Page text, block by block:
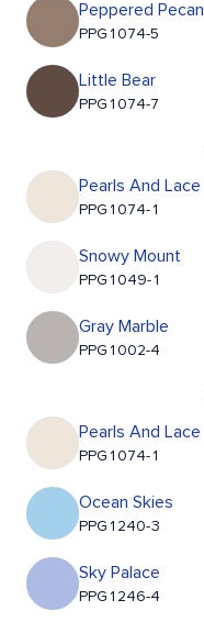
Peppered Pecan
PPG1074-5
Little Bear
PPG1074-7
Pearls And Lace
PPG1074-1
Snowy Mount
PPG1049-1
Gray Marble
PPG1002-4
Pearls And Lace
PPG1074-1
Ocean Skies
PPG1240-3
Sky Palace
PPG1246-4